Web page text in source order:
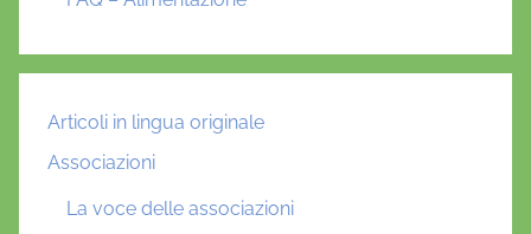
Articoli in lingua originale
Associazioni
La voce delle associazioni